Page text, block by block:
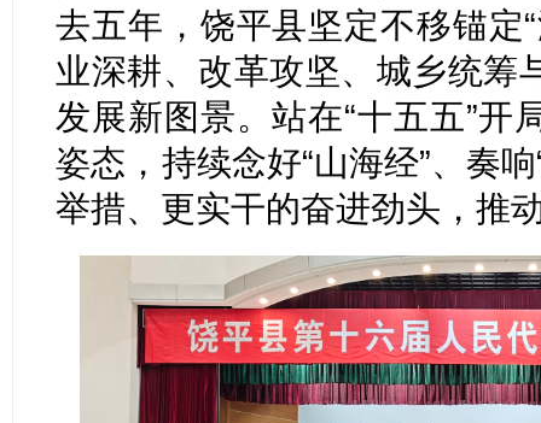
去五年，饶平县坚定不移锚定
业深耕、改革攻坚、城乡统筹
发展新图景。站在“十五五”开
姿态，持续念好“山海经”、奏
举措、更实干的奋进劲头，推